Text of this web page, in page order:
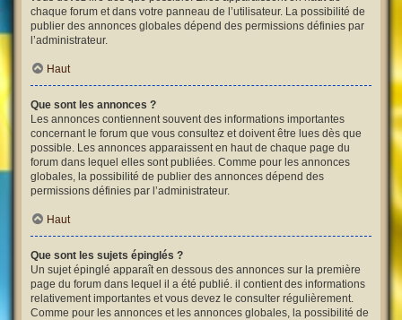
chaque forum et dans votre panneau de l’utilisateur. La possibilité de
publier des annonces globales dépend des permissions définies par
l’administrateur.
Haut
Que sont les annonces ?
Les annonces contiennent souvent des informations importantes
concernant le forum que vous consultez et doivent être lues dès que
possible. Les annonces apparaissent en haut de chaque page du
forum dans lequel elles sont publiées. Comme pour les annonces
globales, la possibilité de publier des annonces dépend des
permissions définies par l’administrateur.
Haut
Que sont les sujets épinglés ?
Un sujet épinglé apparaît en dessous des annonces sur la première
page du forum dans lequel il a été publié. il contient des informations
relativement importantes et vous devez le consulter régulièrement.
Comme pour les annonces et les annonces globales, la possibilité de